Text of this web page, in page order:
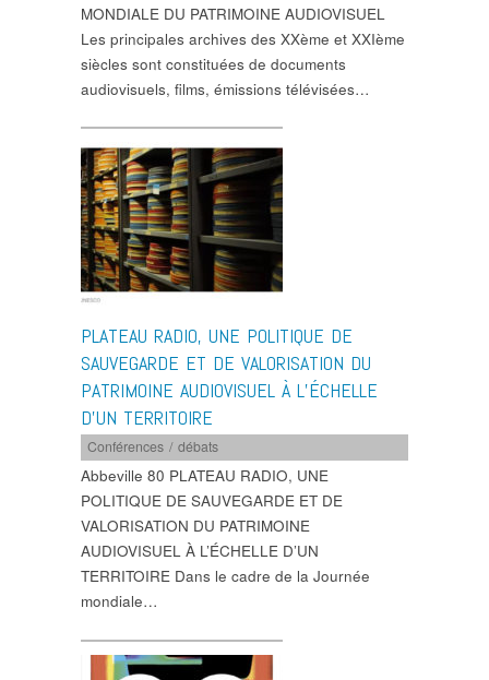
MONDIALE DU PATRIMOINE AUDIOVISUEL
Les principales archives des XXème et XXIème
siècles sont constituées de documents
audiovisuels, films, émissions télévisées…
PLATEAU RADIO, UNE POLITIQUE DE
SAUVEGARDE ET DE VALORISATION DU
PATRIMOINE AUDIOVISUEL À L’ÉCHELLE
D’UN TERRITOIRE
Conférences / débats
Abbeville 80 PLATEAU RADIO, UNE
POLITIQUE DE SAUVEGARDE ET DE
VALORISATION DU PATRIMOINE
AUDIOVISUEL À L’ÉCHELLE D’UN
TERRITOIRE Dans le cadre de la Journée
mondiale…